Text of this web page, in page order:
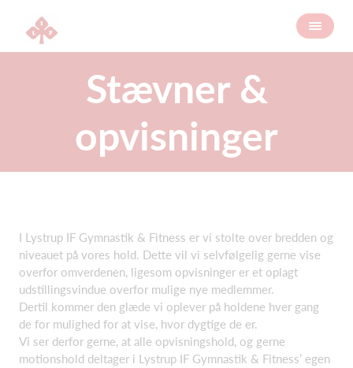
Stævner &
opvisninger
I Lystrup IF Gymnastik & Fitness er vi stolte over bredden og
niveauet på vores hold. Dette vil vi selvfølgelig gerne vise
overfor omverdenen, ligesom opvisninger er et oplagt
udstillingsvindue overfor mulige nye medlemmer.
Dertil kommer den glæde vi oplever på holdene hver gang
de for mulighed for at vise, hvor dygtige de er.
Vi ser derfor gerne, at alle opvisningshold, og gerne
motionshold deltager i Lystrup IF Gymnastik & Fitness’ egen